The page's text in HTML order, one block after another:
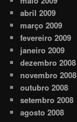
abril 2009
março 2009
fevereiro 2009
janeiro 2009
dezembro 2008
novembro 2008
outubro 2008
setembro 2008
agosto 2008